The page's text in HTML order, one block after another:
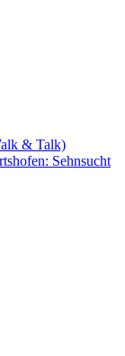
& Talk)
Sehnsucht